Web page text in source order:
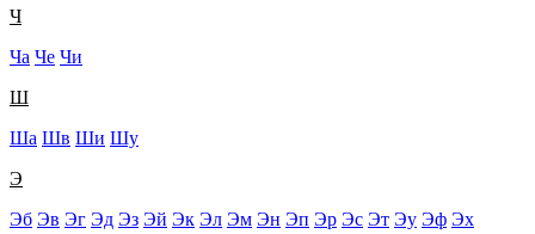
Ч
Ча Че Чи
Ш
Ша Шв Ши Шу
Э
Эб Эв Эг Эд Эз Эй Эк Эл Эм Эн Эп Эр Эс Эт Эу Эф Эх